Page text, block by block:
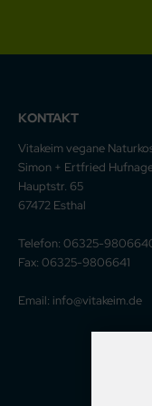
KONTAKT
Vitakeim vegane
Simon + Ertfried
Hauptstr. 65
67472 Esthal
Telefon: 06325-
Fax: 06325-9806641
Email: info@vitakeim.de